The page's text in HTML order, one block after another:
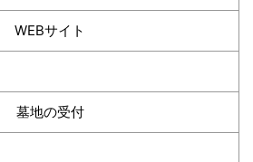
WEBサイト
墓地の受付